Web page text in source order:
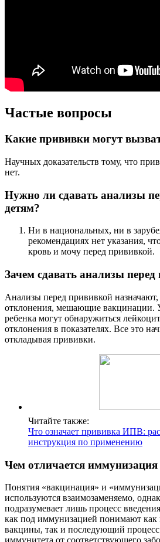
Частые вопросы
Какие прививки могут
Научных доказательств тому, что
нет.
Нужно ли сдавать анализы
детям?
Ни в национальных, ни в
рекомендациях нет указания,
кровь и мочу перед прививкой.
Зачем сдавать анализы
Анализы перед прививкой
отклонения, мешающие вакцинации.
ребенка могут обнаружиться
отклонения в показателях. Все это
откладывая прививки.
Читайте также:
Что означает прививка ИПВ:
инструкция по применению
Чем отличается
Понятия «вакцинация» и
используются взаимозаменяемо,
подразумевает лишь процесс
как под иммунизацией понимают как
вакцины, так и последующий